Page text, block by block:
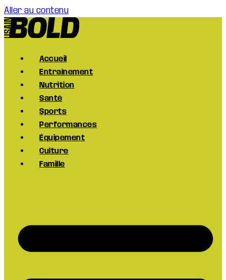
Aller au contenu
Accueil
Entraînement
Nutrition
Santé
Sports
Performances
Équipement
Culture
Famille